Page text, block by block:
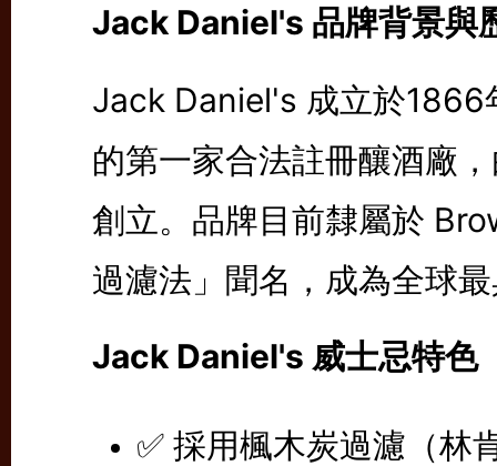
Jack Daniel's 品牌背景與
Jack Daniel's 成立於
的第一家合法註冊釀酒廠
創立。品牌目前隸屬於
過濾法」聞名，成為全球
Jack Daniel's 威士忌特色
✅ 採用楓木炭過濾（林